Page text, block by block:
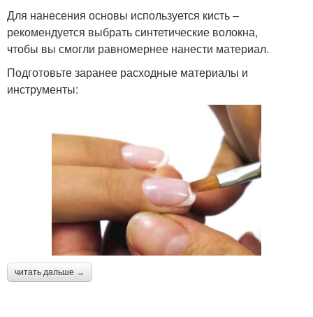
Для нанесения основы используется кисть –
рекомендуется выбрать синтетические волокна,
чтобы вы смогли равномернее нанести материал.
Подготовьте заранее расходные материалы и
инструменты:
читать дальше →